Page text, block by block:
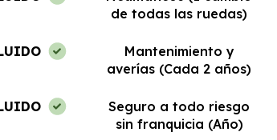
de todas las ruedas)
Mantenimiento y
averías (Cada 2 años)
Seguro a todo riesgo
sin franquicia (Año)